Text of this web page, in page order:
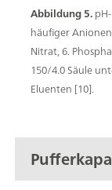
Abbildung 5.
häufiger
Nitrat, 6.
150/4.0 Säule
Eluenten [10].